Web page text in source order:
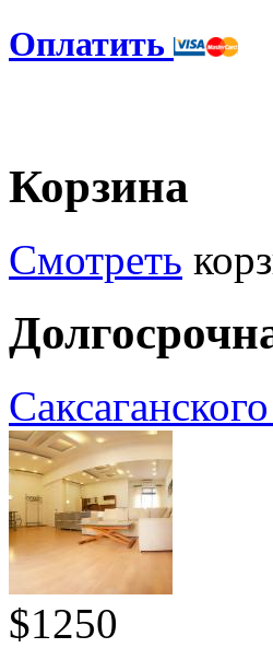
Оплатить
Корзина
Смотреть
$1250